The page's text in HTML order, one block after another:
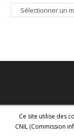
Recherche
Ce site utilise des
CNIL (Commission